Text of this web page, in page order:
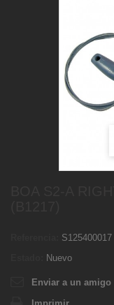
S125400017
Nuevo
Enviar a un amigo